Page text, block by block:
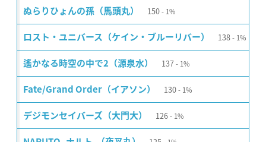
ぬらりひょんの孫（馬頭丸） 150 1%
ロスト・ユニバース（ケイン・ブルーリバー） 138 1%
遙かなる時空の中で2（源泉水） 137 1%
Fate/Grand Order（イアソン） 130 1%
デジモンセイバーズ（大門大） 126 1%